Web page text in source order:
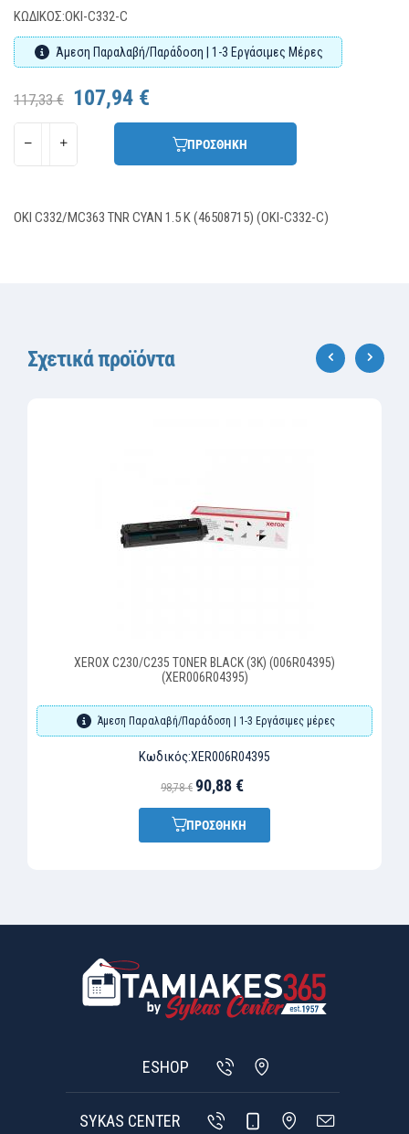
ΚΩΔΙΚΌΣ:OKI-C332-C
Άμεση Παραλαβή/Παράδοση | 1-3 Εργάσιμες Μέρες
117,33 € 107,94 €
ΠΡΟΣΘΗΚΗ
OKI C332/MC363 TNR CYAN 1.5 K (46508715) (OKI-C332-C)
Σχετικά προϊόντα
XEROX C230/C235 TONER BLACK (3K) (006R04395)
(XER006R04395)
Άμεση Παραλαβή/Παράδοση | 1-3 Εργάσιμες μέρες
Κωδικός:XER006R04395
98,78 € 90,88 €
ΠΡΟΣΘΗΚΗ
ESHOP
SYKAS CENTER